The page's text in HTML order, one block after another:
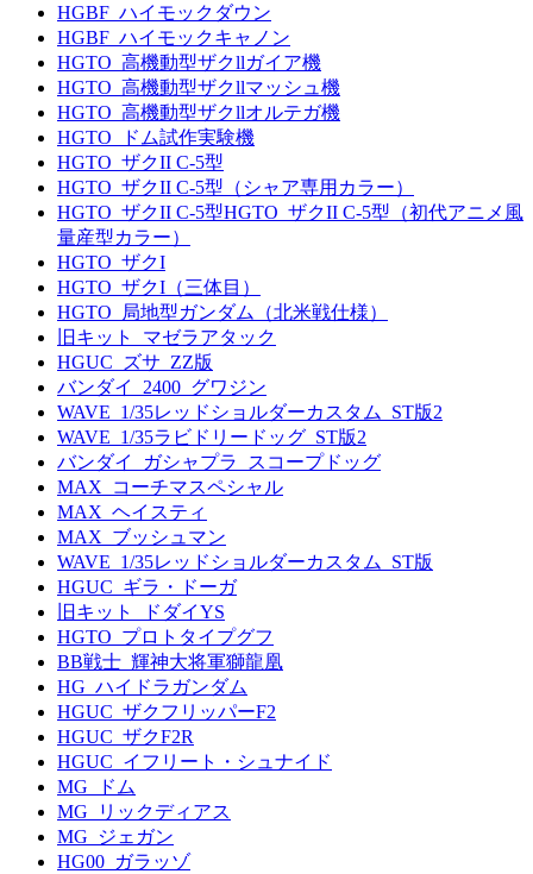
HGBF_ハイモックダウン
HGBF_ハイモックキャノン
HGTO_高機動型ザクllガイア機
HGTO_高機動型ザクllマッシュ機
HGTO_高機動型ザクllオルテガ機
HGTO_ドム試作実験機
HGTO_ザクII C-5型
HGTO_ザクII C-5型（シャア専用カラー）
HGTO_ザクII C-5型HGTO_ザクII C-5型（初代アニメ風
量産型カラー）
HGTO_ザクI
HGTO_ザクI（三体目）
HGTO_局地型ガンダム（北米戦仕様）
旧キット_マゼラアタック
HGUC_ズサ_ZZ版
バンダイ_2400_グワジン
WAVE_1/35レッドショルダーカスタム_ST版2
WAVE_1/35ラビドリードッグ_ST版2
バンダイ_ガシャプラ_スコープドッグ
MAX_コーチマスペシャル
MAX_ヘイスティ
MAX_ブッシュマン
WAVE_1/35レッドショルダーカスタム_ST版
HGUC_ギラ・ドーガ
旧キット_ドダイYS
HGTO_プロトタイプグフ
BB戦士_輝神大将軍獅龍凰
HG_ハイドラガンダム
HGUC_ザクフリッパーF2
HGUC_ザクF2R
HGUC_イフリート・シュナイド
MG_ドム
MG_リックディアス
MG_ジェガン
HG00_ガラッゾ